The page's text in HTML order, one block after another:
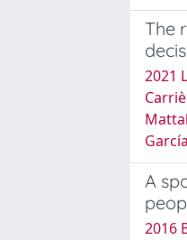
The
2021
A
2016